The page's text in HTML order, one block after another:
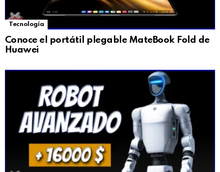
Tecnología
Conoce el portátil plegable MateBook Fold de
Huawei